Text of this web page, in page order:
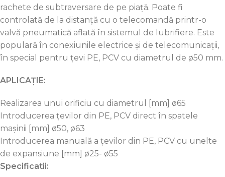
rachete de subtraversare de pe piață. Poate fi
controlată de la distanță cu o telecomandă printr-o
valvă pneumatică aflată în sistemul de lubrifiere. Este
populară în conexiunile electrice și de telecomunicații,
în special pentru țevi PE, PCV cu diametrul de ø50 mm.
APLICAȚIE:
Realizarea unui orificiu cu diametrul [mm] ø65
Introducerea țevilor din PE, PCV direct în spatele
mașinii [mm] ø50, ø63
Introducerea manuală a țevilor din PE, PCV cu unelte
de expansiune [mm] ø25- ø55
Specificatii: